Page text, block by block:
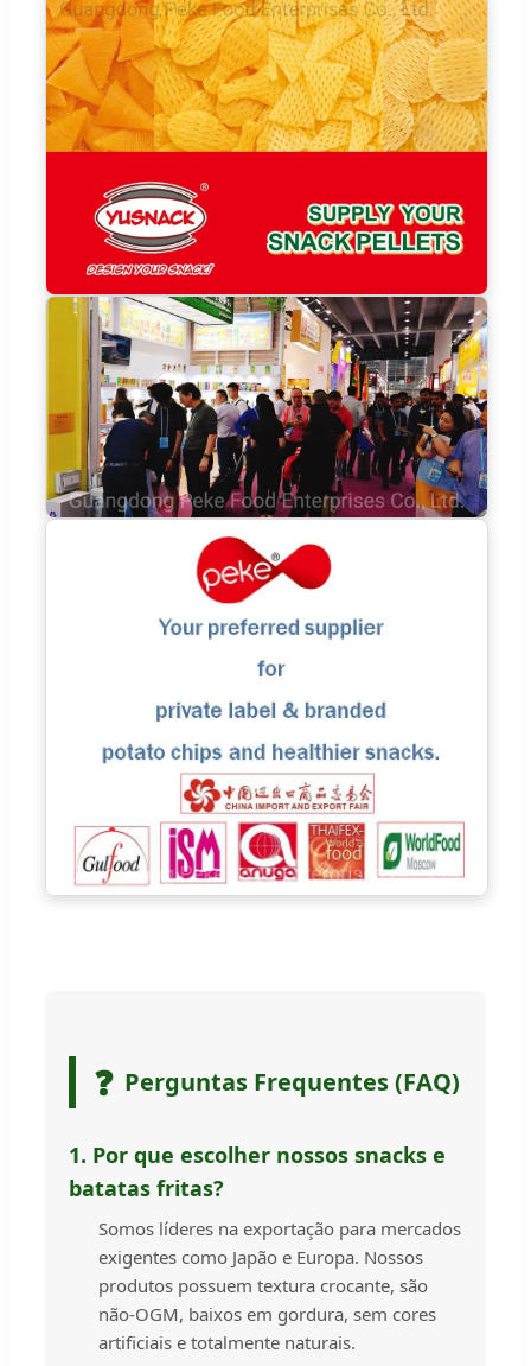
❓ Perguntas Frequentes (FAQ)
1. Por que escolher nossos snacks e
batatas fritas?
Somos líderes na exportação para mercados
exigentes como Japão e Europa. Nossos
produtos possuem textura crocante, são
não-OGM, baixos em gordura, sem cores
artificiais e totalmente naturais.